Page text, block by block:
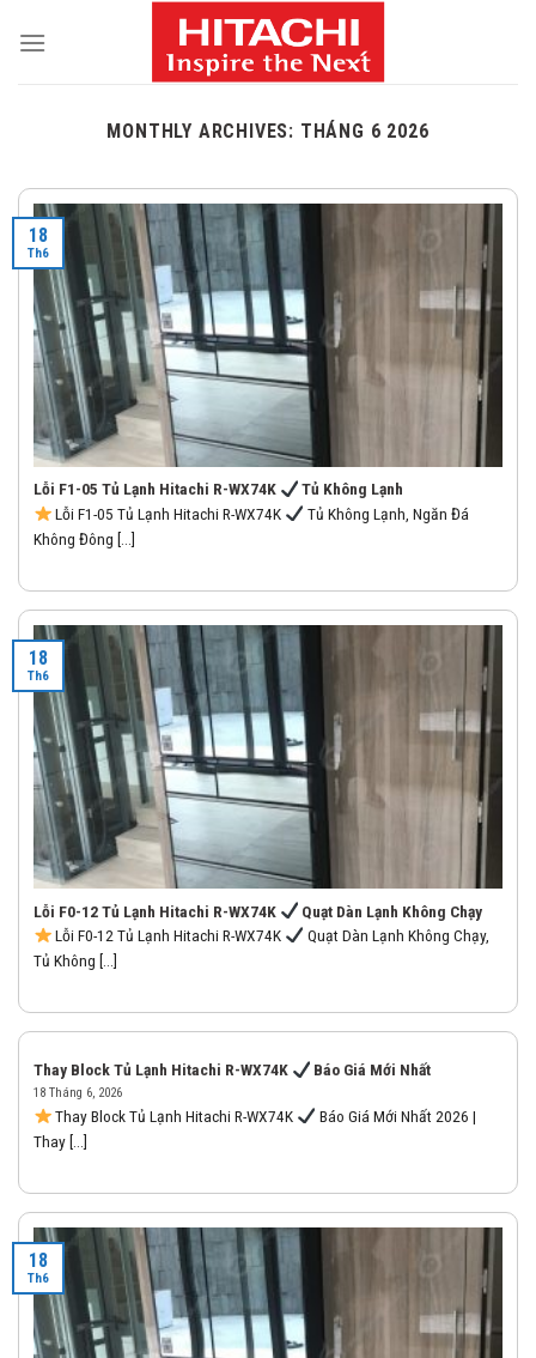
MONTHLY ARCHIVES: THÁNG 6 2026
Lỗi F1-05 Tủ Lạnh Hitachi R-WX74K
Tủ Không Lạnh
Lỗi F1-05 Tủ Lạnh Hitachi R-WX74K
Tủ Không Lạnh, Ngăn Đá
Không Đông [...]
18
Th6
Lỗi F0-12 Tủ Lạnh Hitachi R-WX74K
Quạt Dàn Lạnh Không Chạy
Lỗi F0-12 Tủ Lạnh Hitachi R-WX74K
Quạt Dàn Lạnh Không Chạy,
Tủ Không [...]
18
Th6
Thay Block Tủ Lạnh Hitachi R-WX74K Báo Giá Mới Nhất
18 Tháng 6, 2026
Thay Block Tủ Lạnh Hitachi R-WX74K
Báo Giá Mới Nhất 2026 |
Thay [...]
18
Th6